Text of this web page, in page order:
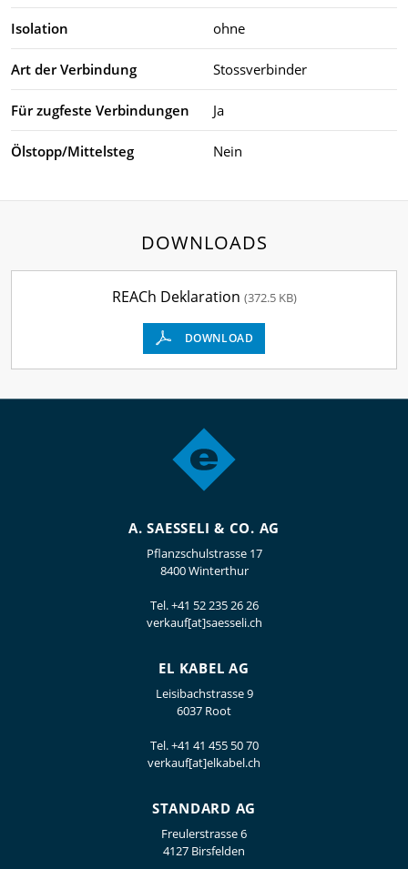
Isolation ohne
Art der Verbindung Stossverbinder
Für zugfeste Verbindungen Ja
Ölstopp/Mittelsteg Nein
DOWNLOADS
REACh Deklaration (372.5 KB)
DOWNLOAD
A. SAESSELI & CO. AG
Pflanzschulstrasse 17
8400 Winterthur
Tel.+41 52 235 26 26
verkauf[at]saesseli.ch
EL KABEL AG
Leisibachstrasse 9
6037 Root
Tel.+41 41 455 50 70
verkauf[at]elkabel.ch
STANDARD AG
Freulerstrasse 6
4127 Birsfelden